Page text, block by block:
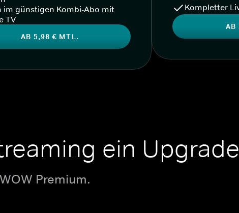
im günstigen Kombi-Abo mit
TV
AB 5,98 € MTL.
Kompletter
AB
ein Upgrade
Premium.